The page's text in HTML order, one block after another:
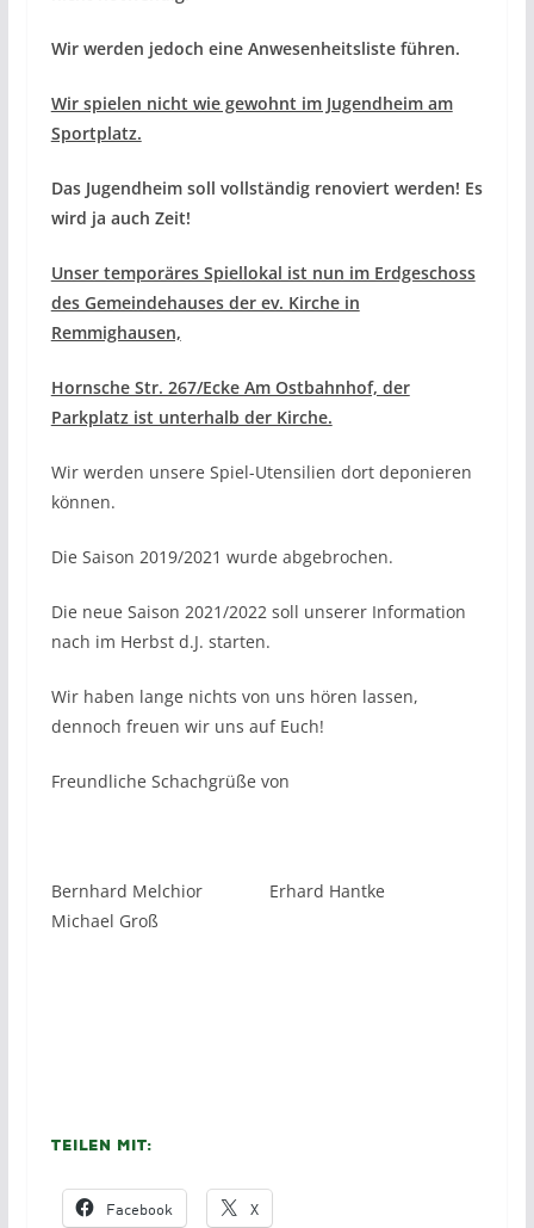
Wir werden jedoch eine Anwesenheitsliste führen.
Wir spielen nicht wie gewohnt im Jugendheim am
Sportplatz.
Das Jugendheim soll vollständig renoviert werden! Es
wird ja auch Zeit!
Unser temporäres Spiellokal ist nun im Erdgeschoss
des Gemeindehauses der ev. Kirche in
Remmighausen,
Hornsche Str. 267/Ecke Am Ostbahnhof, der
Parkplatz ist unterhalb der Kirche.
Wir werden unsere Spiel-Utensilien dort deponieren
können.
Die Saison 2019/2021 wurde abgebrochen.
Die neue Saison 2021/2022 soll unserer Information
nach im Herbst d.J. starten.
Wir haben lange nichts von uns hören lassen,
dennoch freuen wir uns auf Euch!
Freundliche Schachgrüße von
Bernhard Melchior Erhard Hantke
Michael Groß
Teilen mit:
Facebook X